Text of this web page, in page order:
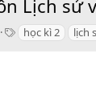
Lịch sử
T học kì 2 lịch